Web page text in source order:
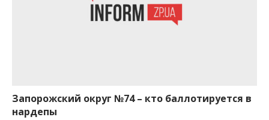
Запорожский округ №74 – кто баллотируется в
нардепы